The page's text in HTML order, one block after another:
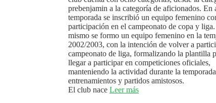
prebenjamin a la categoría de aficionados. En
temporada se inscribió un equipo femenino
participación en el campeonato de copa y
mismo se formo un equipo femenino en la
2002/2003, con la intención de volver a
campeonato de liga, formalizando la plantilla
llegar a participar en competiciones oficiales,
manteniendo la actividad durante la
entrenamientos y partidos amistosos.
El club nace Leer más